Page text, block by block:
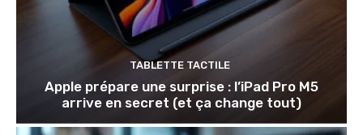
TABLETTE TACTILE
Apple prépare une surprise : l’iPad Pro M5
arrive en secret (et ça change tout)